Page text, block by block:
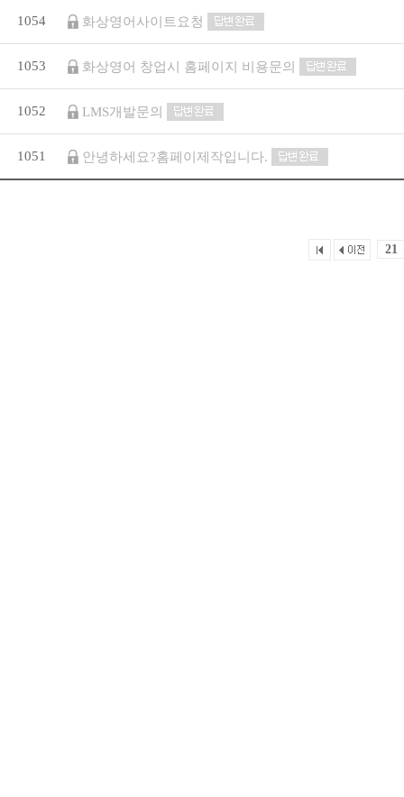
1054 화상영어사이트요청
1053 화상영어 창업시 홈페이지 비용문의
1052 LMS개발문의
1051 안녕하세요?홈페이제작입니다.
21